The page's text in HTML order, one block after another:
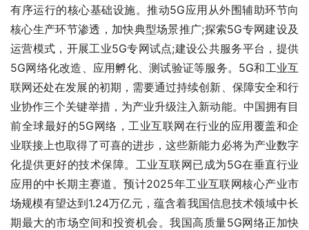
有序运行的核心基础设施。推动5G应用从外围辅助环节向
核心生产环节渗透，加快典型场景推广;探索5G专网建设及
运营模式，开展工业5G专网试点;建设公共服务平台，提供
5G网络化改造、应用孵化、测试验证等服务。5G和工业互
联网还处在发展的初期，需要通过持续创新、保障安全和行
业协作三个关键举措，为产业升级注入新动能。中国拥有目
前全球最好的5G网络，工业互联网在行业的应用覆盖和企
业联接上也取得了可喜的进步，这些新能力必将为产业数字
化提供更好的技术保障。工业互联网已成为5G在垂直行业
应用的中长期主赛道。预计2025年工业互联网核心产业市
场规模有望达到1.24万亿元，蕴含着我国信息技术领域中长
期最大的市场空间和投资机会。我国高质量5G网络正加快